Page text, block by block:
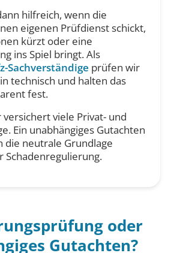
hilfreich, wenn die
eigenen Prüfdienst schickt,
kürzt oder eine
ins Spiel bringt. Als
Sachverständige prüfen wir
technisch und halten das
fest.
viele Privat- und
Ein unabhängiges Gutachten
die neutrale Grundlage
Schadenregulierung.
oder
Gutachten?